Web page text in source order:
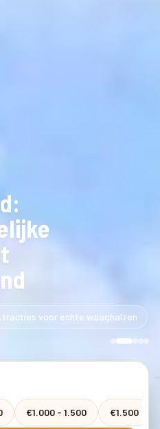
voor echte waaghalzen
€1.000 - 1.500 €1.500 -